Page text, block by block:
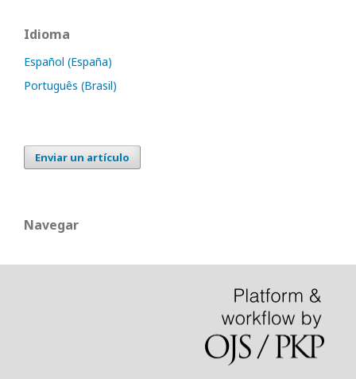
Idioma
Español (España)
Português (Brasil)
Enviar un artículo
Navegar